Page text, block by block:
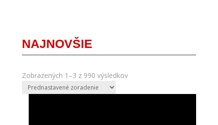
NAJNOVŠIE
Zobrazených 1–3 z 990 výsledkov